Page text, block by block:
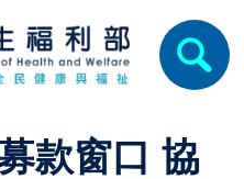
款窗口 協